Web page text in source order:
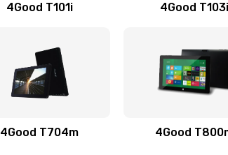
4Good T101i 4Good T103i
4Good T704m 4Good